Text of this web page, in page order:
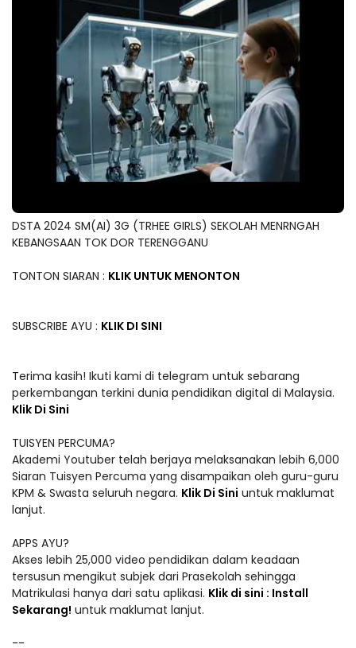
DSTA 2024 SM(AI) 3G (TRHEE GIRLS) SEKOLAH MENRNGAH
KEBANGSAAN TOK DOR TERENGGANU
TONTON SIARAN : KLIK UNTUK MENONTON
SUBSCRIBE AYU : KLIK DI SINI
Terima kasih! Ikuti kami di telegram untuk sebarang
perkembangan terkini dunia pendidikan digital di Malaysia.
Klik Di Sini
TUISYEN PERCUMA?
Akademi Youtuber telah berjaya melaksanakan lebih 6,000
Siaran Tuisyen Percuma yang disampaikan oleh guru-guru
KPM & Swasta seluruh negara. Klik Di Sini untuk maklumat
lanjut.
APPS AYU?
Akses lebih 25,000 video pendidikan dalam keadaan
tersusun mengikut subjek dari Prasekolah sehingga
Matrikulasi hanya dari satu aplikasi. Klik di sini : Install
Sekarang! untuk maklumat lanjut.
--